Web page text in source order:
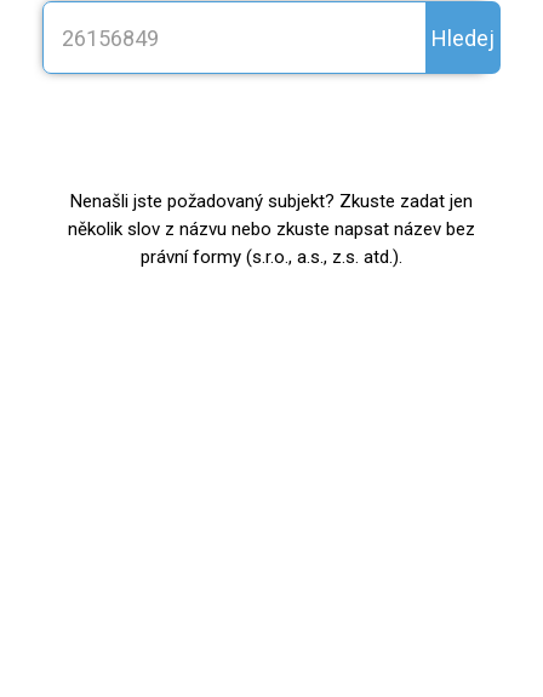
Hledej
Nenašli jste požadovaný subjekt? Zkuste zadat jen
několik slov z názvu nebo zkuste napsat název bez
právní formy (s.r.o., a.s., z.s. atd.).